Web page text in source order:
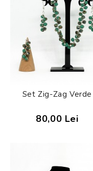
Set Zig-Zag Verde
80,00 Lei